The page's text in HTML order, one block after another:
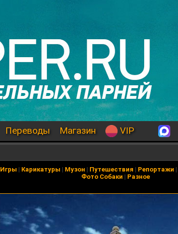
Переводы Магазин VIP
Игры | Карикатуры | Музон | Путешествия | Репортажи |
Фото Собаки | Разное